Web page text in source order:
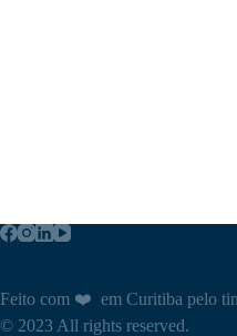
Feito com ❤️ em Curitiba pelo
© 2023 All rights reserved.